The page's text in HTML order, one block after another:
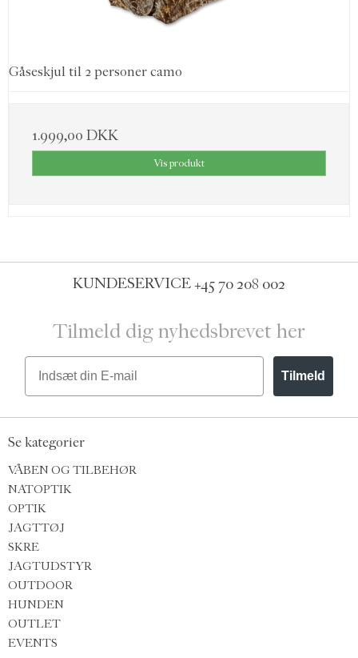
Gåseskjul til 2 personer camo
1.999,00 DKK
Vis produkt
KUNDESERVICE+45 70 208 002
Tilmeld dig nyhedsbrevet her
Email
Tilmeld
Se kategorier
VÅBEN OG TILBEHØR
NATOPTIK
OPTIK
JAGTTØJ
SKRE
JAGTUDSTYR
OUTDOOR
HUNDEN
OUTLET
EVENTS